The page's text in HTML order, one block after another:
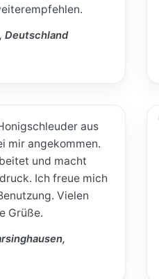
Deutschland
aus
mir angekommen.
und macht
Ich freue mich
Vielen
Grüße.